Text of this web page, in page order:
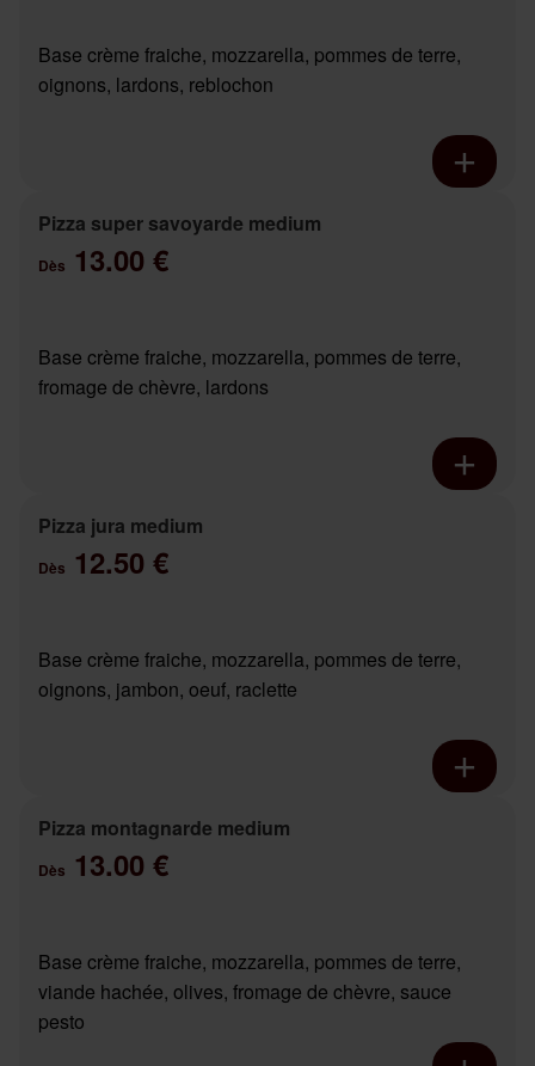
Base crème fraiche, mozzarella, pommes de terre,
oignons, lardons, reblochon
Pizza super savoyarde medium
Dès 13.00 €
Base crème fraiche, mozzarella, pommes de terre,
fromage de chèvre, lardons
Pizza jura medium
Dès 12.50 €
Base crème fraiche, mozzarella, pommes de terre,
oignons, jambon, oeuf, raclette
Pizza montagnarde medium
Dès 13.00 €
Base crème fraiche, mozzarella, pommes de terre,
viande hachée, olives, fromage de chèvre, sauce
pesto